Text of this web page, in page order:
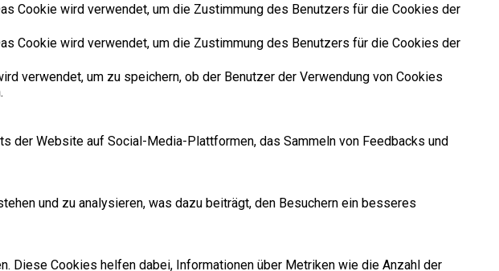
Cookie wird verwendet, um die Zustimmung des Benutzers für die Cookies der
Cookie wird verwendet, um die Zustimmung des Benutzers für die Cookies der
verwendet, um zu speichern, ob der Benutzer der Verwendung von Cookies
der Website auf Social-Media-Plattformen, das Sammeln von Feedbacks und
und zu analysieren, was dazu beiträgt, den Besuchern ein besseres
Diese Cookies helfen dabei, Informationen über Metriken wie die Anzahl der